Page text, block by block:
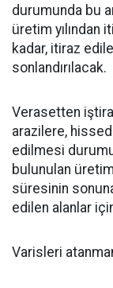
durumunda bu
üretim yılından
kadar, itiraz
sonlandırılacak.
Verasetten
arazilere,
edilmesi
bulunulan
süresinin
edilen alanlar
Varisleri